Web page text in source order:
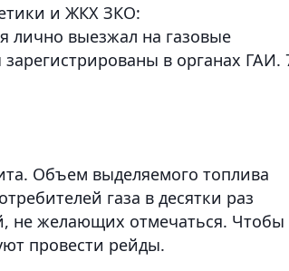
и ЖКХ ЗКО:
лично выезжал на газовые
в органах ГАИ.
Объем выделяемого топлива
газа в десятки раз
не желающих отмечаться. Чтобы
провести рейды.